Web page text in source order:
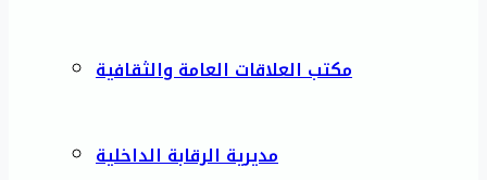
مكتب العلاقات العامة والثقافية
مديرية الرقابة الداخلية